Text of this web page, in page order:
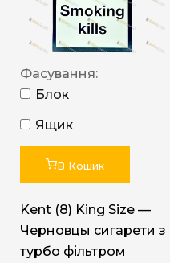
Фасування:
Блок
Ящик
В Кошик
Kent (8) King Size —
Черновцы сигарети з
турбо фільтром